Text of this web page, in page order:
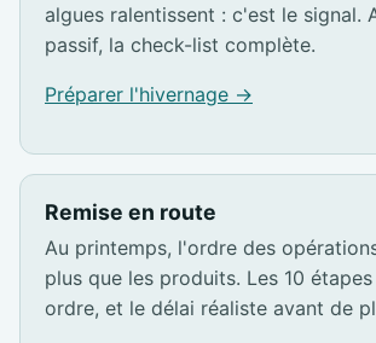
algues ralentissent : c'est le signal.
passif, la check-list complète.
Préparer l'hivernage →
Remise en route
Au printemps, l'ordre des
plus que les produits. Les 10
ordre, et le délai réaliste avant de